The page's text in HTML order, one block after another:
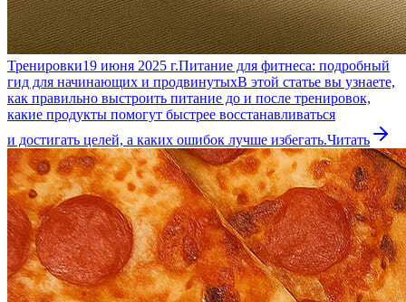
Тренировки19 июня 2025 г.Питание для фитнеса: подробный
гид для начинающих и продвинутыхВ этой статье вы узнаете,
как правильно выстроить питание до и после тренировок,
какие продукты помогут быстрее восстанавливаться
и достигать целей, а каких ошибок лучше избегать.Читать